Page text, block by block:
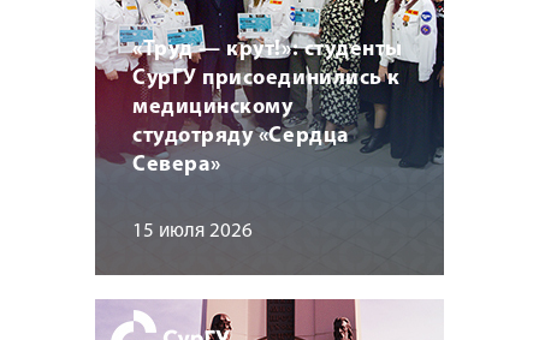
«Труд — крут!»: студенты
СурГУ присоединились к
медицинскому
студотряду «Сердца
Севера»
15 июля 2026